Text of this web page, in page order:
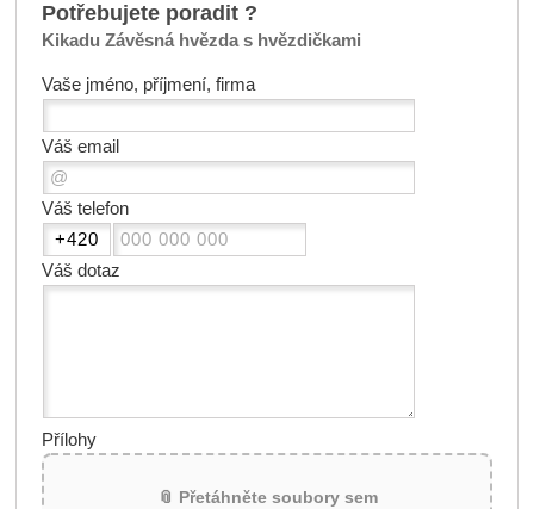
Potřebujete poradit ?
Kikadu Závěsná hvězda s hvězdičkami
Vaše jméno, příjmení, firma
Váš email
Váš telefon
Váš dotaz
Přílohy
📎 Přetáhněte soubory sem